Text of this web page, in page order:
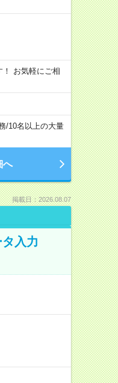
お気軽にご相
/10名以上の大量
へ
掲載日：2026.08.07
入力